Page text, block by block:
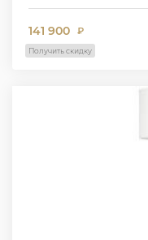
141 900 ₽
Получить скидку